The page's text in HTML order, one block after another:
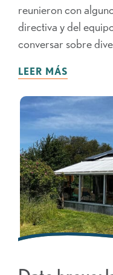
reunieron con
directiva y del
conversar sobre
LEER MÁS